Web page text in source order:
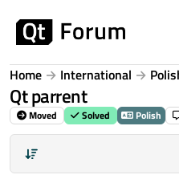
Home International
Qt parrent
Moved Solved Polish